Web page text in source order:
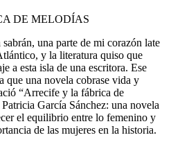
una parte de mi corazón late
y la literatura quiso que
a esta isla de una escritora. Ese
que una novela cobrase vida y
“Arrecife y la fábrica de
García Sánchez: una novela
el equilibrio entre lo femenino y
de las mujeres en la historia.